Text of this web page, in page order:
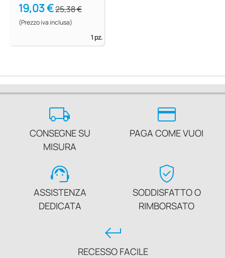
19,03 €25,38 €
(Prezzo iva inclusa)
1 pz.
local_shipping
CONSEGNE SU
MISURA
credit_card
PAGA COME VUOI
support_agent
ASSISTENZA
DEDICATA
verified_user
SODDISFATTO O
RIMBORSATO
keyboard_return
RECESSO FACILE